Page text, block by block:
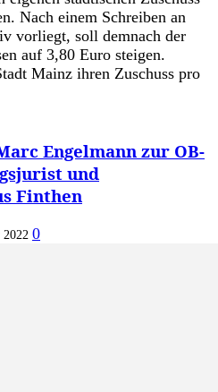
Nach einem Schreiben an
vorliegt, soll demnach der
auf 3,80 Euro steigen.
Mainz ihren Zuschuss pro
Engelmann zur OB-
und
Finthen
2022 0